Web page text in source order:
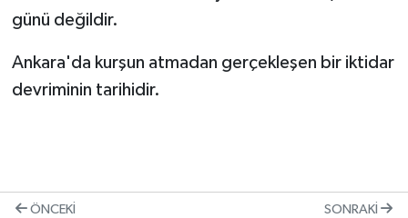
günü değildir.
Ankara'da kurşun atmadan gerçekleşen bir iktidar
devriminin tarihidir.
ÖNCEKI SONRAKI